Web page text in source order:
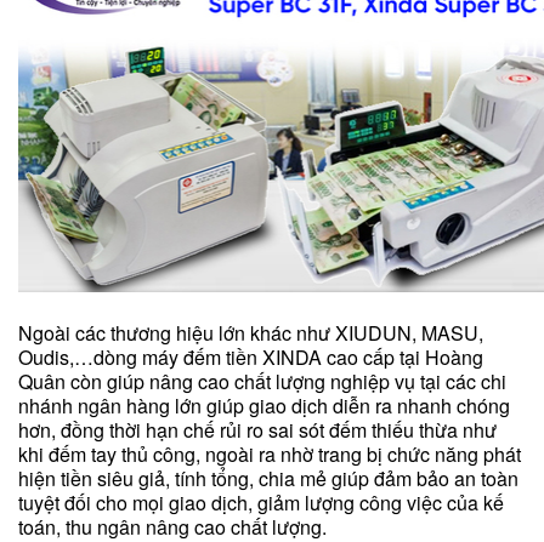
Ngoài các thương hiệu lớn khác như XIUDUN, MASU,
Oudis,…dòng máy đếm tiền XINDA cao cấp tại Hoàng
Quân còn giúp nâng cao chất lượng nghiệp vụ tại các chi
nhánh ngân hàng lớn giúp giao dịch diễn ra nhanh chóng
hơn, đồng thời hạn chế rủi ro sai sót đếm thiếu thừa như
khi đếm tay thủ công, ngoài ra nhờ trang bị chức năng phát
hiện tiền siêu giả, tính tổng, chia mẻ giúp đảm bảo an toàn
tuyệt đối cho mọi giao dịch, giảm lượng công việc của kế
toán, thu ngân nâng cao chất lượng.